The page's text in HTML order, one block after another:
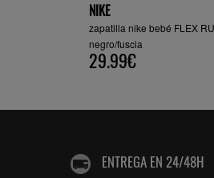
NIKE
zapatilla nike bebé FLEX
negro/fuscia
29.99€
ENTREGA EN 24/48H